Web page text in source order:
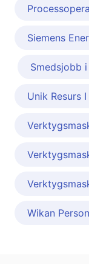
Siemens
Smedsjobb
Unik Resurs
Wikan